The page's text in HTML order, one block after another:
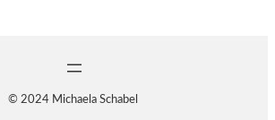
© 2024 Michaela Schabel